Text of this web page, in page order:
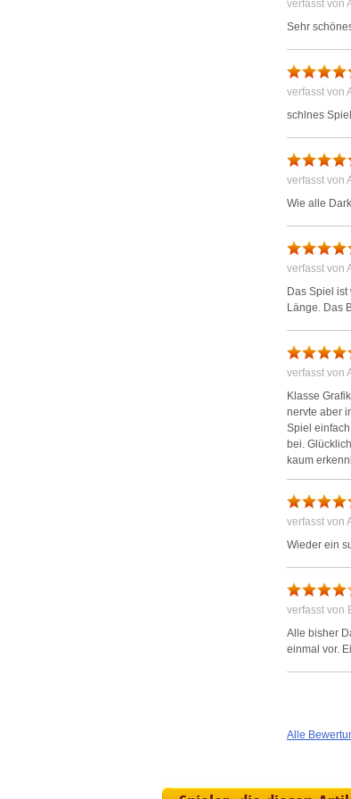
verfasst von
Sehr
verfasst von
schlnes
verfasst von
Wie alle
verfasst von
Das Spiel
Länge. Das
verfasst von
Klasse
nervte aber
Spiel
bei.
kaum
kommt hier
und meinen
verfasst von
Wieder ein
verfasst von
Alle bisher
einmal vor.
Alle